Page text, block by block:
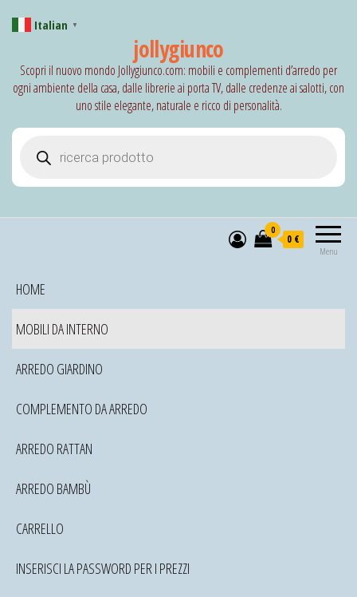
jollygiunco
Scopri il nuovo mondo Jollygiunco.com: mobili e complementi d’arredo per
ogni ambiente della casa, dalle librerie ai porta TV, dalle credenze ai salotti, con
uno stile elegante, naturale e ricco di personalità.
Menu
0
0 €
HOME
MOBILI DA INTERNO
ARREDO GIARDINO
COMPLEMENTO DA ARREDO
ARREDO RATTAN
ARREDO BAMBÙ
CARRELLO
INSERISCI LA PASSWORD PER I PREZZI
Italian ▼